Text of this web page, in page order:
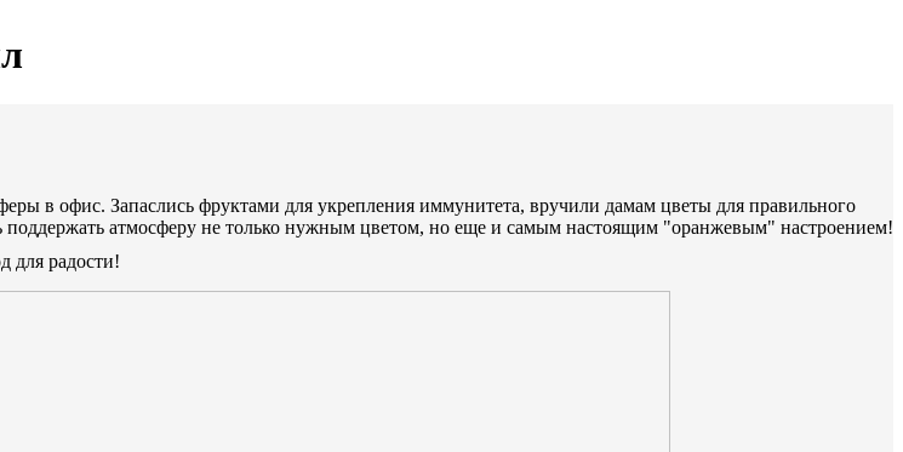
в офис. Запаслись фруктами для укрепления иммунитета, вручили дамам цветы для правильного
поддержать атмосферу не только нужным цветом, но еще и самым настоящим "оранжевым" настроением!
для радости!